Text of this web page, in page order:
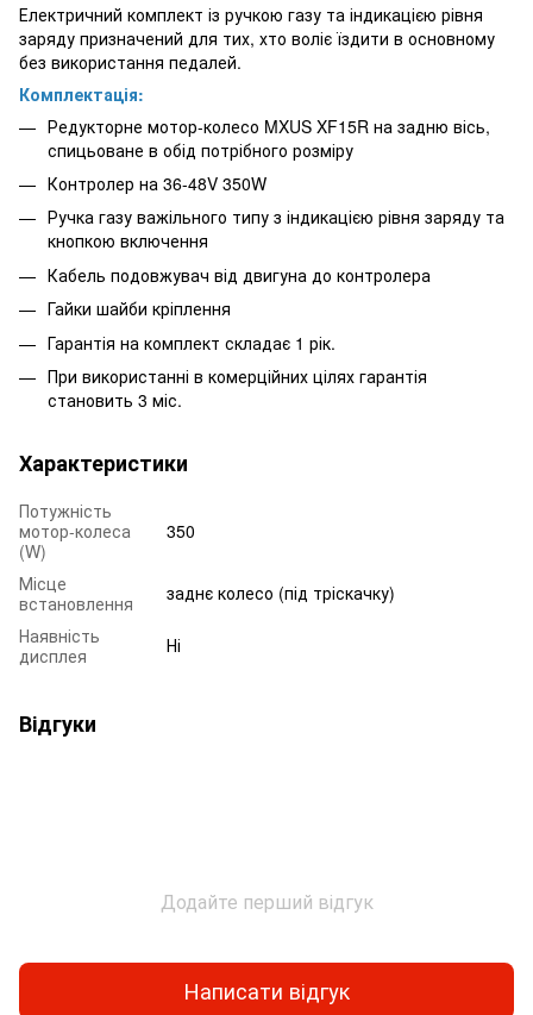
Електричний комплект із ручкою газу та індикацією рівня
заряду призначений для тих, хто воліє їздити в основному
без використання педалей.
Комплектація:
Редукторне мотор-колесо MXUS XF15R на задню вісь,
спицьоване в обід потрібного розміру
Контролер на 36-48V 350W
Ручка газу важільного типу з індикацією рівня заряду та
кнопкою включення
Кабель подовжувач від двигуна до контролера
Гайки шайби кріплення
Гарантія на комплект складає 1 рік.
При використанні в комерційних цілях гарантія
становить 3 міс.
Характеристики
Потужність
мотор-колеса
(W)
350
Місце
встановлення
заднє колесо (під тріскачку)
Наявність
дисплея
Ні
Відгуки
Додайте перший відгук
Написати відгук